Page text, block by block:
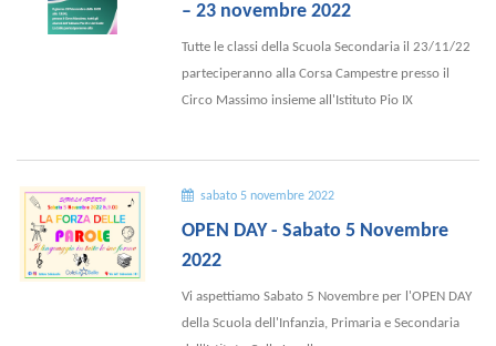
– 23 novembre 2022
Tutte le classi della Scuola Secondaria il 23/11/22
parteciperanno alla Corsa Campestre presso il
Circo Massimo insieme all'Istituto Pio IX
sabato 5 novembre 2022
OPEN DAY - Sabato 5 Novembre
2022
Vi aspettiamo Sabato 5 Novembre per l'OPEN DAY
della Scuola dell'Infanzia, Primaria e Secondaria